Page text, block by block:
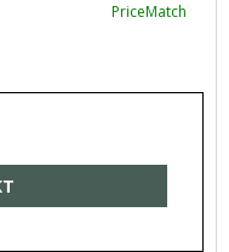
PriceMatch